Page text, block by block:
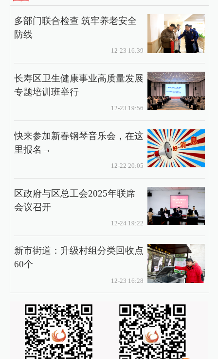
多部门联合检查 筑牢养老安全
防线
12-23 16:39
长寿区卫生健康事业高质量发展
专题培训班举行
12-23 19:56
快来参加新春钢琴音乐会，在这
里报名→
12-22 20:05
区政府与区总工会2025年联席
会议召开
12-24 19:22
新市街道：升级村组分类回收点
60个
12-23 16:28